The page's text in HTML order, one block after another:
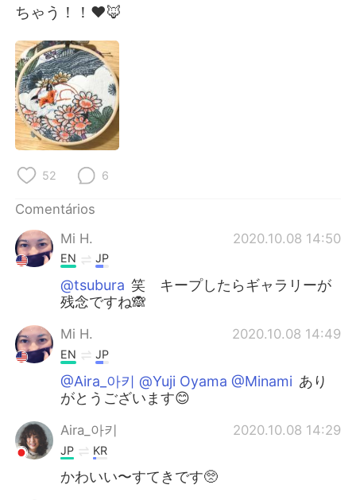
繁體中文
العربية
Deutsch
한국어
ไทย
Italiano
Tiếng Việt
ちゃう！！♥️🦊
52 6
Comentários
Mi H.
2020.10.08 14:50
EN JP
@tsubura 笑 キープしたらギャラリーが
残念ですね🙈
Mi H. 2020.10.08 14:49
EN JP
@Aira_아키 @Yuji Oyama @Minami あり
がとうございます😊
Aira_아키 2020.10.08 14:29
JP KR
かわいい〜すてきです🥺